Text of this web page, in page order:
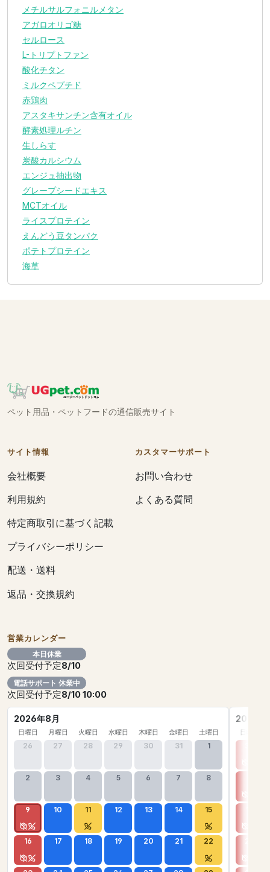
メチルサルフォニルメタン
アガロオリゴ糖
セルロース
L-トリプトファン
酸化チタン
ミルクペプチド
赤鶏肉
アスタキサンチン含有オイル
酵素処理ルチン
生しらす
炭酸カルシウム
エンジュ抽出物
グレープシードエキス
MCTオイル
ライスプロテイン
えんどう豆タンパク
ポテトプロテイン
海草
ペット用品・ペットフードの通信販売サイト
サイト情報
会社概要
利用規約
特定商取引に基づく記載
プライバシーポリシー
配送・送料
返品・交換規約
カスタマーサポート
お問い合わせ
よくある質問
営業カレンダー
本日休業
次回受付予定8/10
電話サポート 休業中
次回受付予定8/10 10:00
2026年8月
日曜日 月曜日 火曜日 水曜日 木曜日 金曜日 土曜日
26 27 28 29 30 31 1
2 3 4 5 6 7 8
9 10 11 12 13 14 15
16 17 18 19 20 21 22
2026年
日曜日